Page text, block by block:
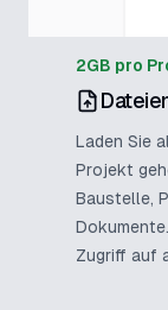
2GB pro
Laden Sie
Projekt
Baustelle,
Zugriff auf